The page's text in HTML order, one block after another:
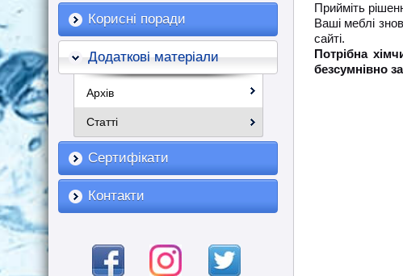
Корисні поради
Додаткові матеріали
Архів
Статті
Сертифікати
Контакти
Прийміть
Ваші меблі
сайті.
Потрібна
безсумнівно